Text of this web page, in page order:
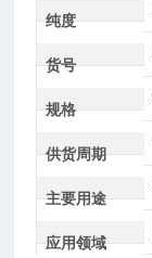
纯度
货号
规格
供货周期
主要用途
应用领域